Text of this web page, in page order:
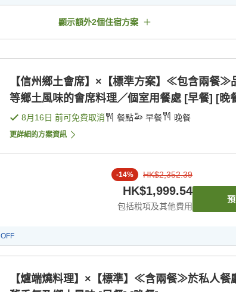
顯示額外2個住宿方案
【信州鄉土會席】×【標準方案】≪包含兩餐≫
等鄉土風味的會席料理／個室用餐處 [早餐] [晚
8月16日 前可免費取消 餐點 早餐 晚餐
更詳細的方案資訊
-14% HK$2,352.39
HK$1,999.54
包括稅項及其他費用
OFF
【爐端燒料理】×【標準】≪含兩餐≫於私人餐